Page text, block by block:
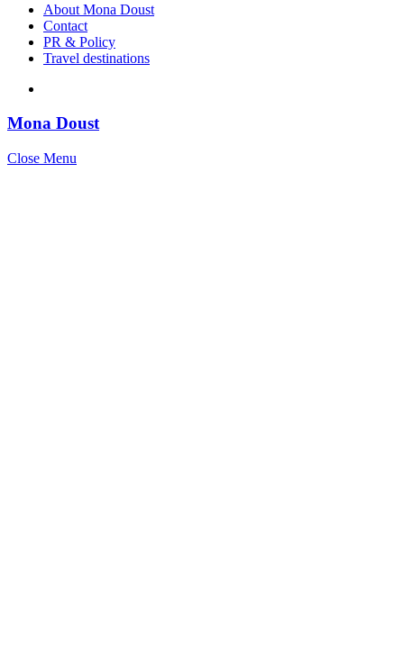
About Mona Doust
Contact
PR & Policy
Travel destinations
Mona Doust
Close Menu